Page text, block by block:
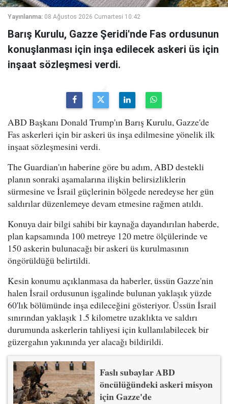
Yayınlanma: 08 Ağustos 2026 Cumartesi 10:42
Barış Kurulu, Gazze Şeridi'nde Fas ordusunun
konuşlanması için inşa edilecek askeri üs için
inşaat sözleşmesi verdi.
ABD Başkanı Donald Trump'ın Barış Kurulu, Gazze'de
Fas askerleri için bir askeri üs inşa edilmesine yönelik ilk
inşaat sözleşmesini verdi.
The Guardian'ın haberine göre bu adım, ABD destekli
planın sonraki aşamalarına ilişkin belirsizliklerin
sürmesine ve İsrail güçlerinin bölgede neredeyse her gün
saldırılar düzenlemeye devam etmesine rağmen atıldı.
Konuya dair bilgi sahibi bir kaynağa dayandırılan haberde,
plan kapsamında 100 metreye 120 metre ölçülerinde ve
150 askerin bulunacağı bir askeri üs kurulmasının
öngörüldüğü belirtildi.
Kesin konumu açıklanmasa da haberler, üssün Gazze'nin
halen İsrail ordusunun işgalinde bulunan yaklaşık yüzde
60'lık bölümünde inşa edileceğini gösteriyor. Üssün İsrail
sınırından yaklaşık 1.5 kilometre uzaklıkta ve saldırı
durumunda askerlerin tahliyesi için kullanılabilecek bir
güzergahın yakınında yer alacağı bildirildi.
Faslı subaylar ABD
öncülüğündeki askeri misyon
için Gazze'de